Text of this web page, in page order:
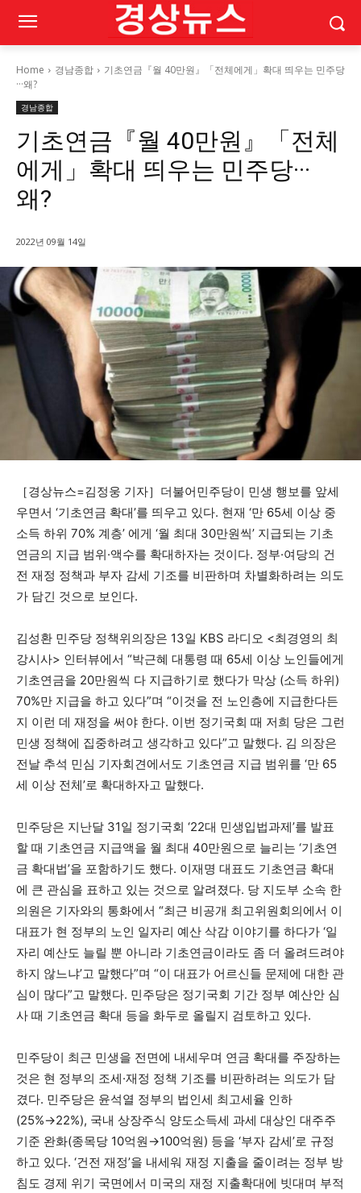
Home 경남종합
기초연금『월 40만원』「전체에게」확대 띄우는 민주당
···왜?
경남종합
기초연금『월 40만원』「전체
에게」확대 띄우는 민주당···
왜?
2022년 09월 14일
［경상뉴스=김정웅 기자］더불어민주당이 민생 행보를 앞세
우면서 ‘기초연금 확대’를 띄우고 있다. 현재 ‘만 65세 이상 중
소득 하위 70% 계층’ 에게 ‘월 최대 30만원씩’ 지급되는 기초
연금의 지급 범위·액수를 확대하자는 것이다. 정부·여당의 건
전 재정 정책과 부자 감세 기조를 비판하며 차별화하려는 의도
가 담긴 것으로 보인다.
김성환 민주당 정책위의장은 13일 KBS 라디오 <최경영의 최
강시사> 인터뷰에서 “박근혜 대통령 때 65세 이상 노인들에게
기초연금을 20만원씩 다 지급하기로 했다가 막상 (소득 하위)
70%만 지급을 하고 있다”며 “이것을 전 노인층에 지급한다든
지 이런 데 재정을 써야 한다. 이번 정기국회 때 저희 당은 그런
민생 정책에 집중하려고 생각하고 있다”고 말했다. 김 의장은
전날 추석 민심 기자회견에서도 기초연금 지급 범위를 ‘만 65
세 이상 전체’로 확대하자고 말했다.
민주당은 지난달 31일 정기국회 ‘22대 민생입법과제’를 발표
할 때 기초연금 지급액을 월 최대 40만원으로 늘리는 ‘기초연
금 확대법’을 포함하기도 했다. 이재명 대표도 기초연금 확대
에 큰 관심을 표하고 있는 것으로 알려졌다. 당 지도부 소속 한
의원은 기자와의 통화에서 “최근 비공개 최고위원회의에서 이
대표가 현 정부의 노인 일자리 예산 삭감 이야기를 하다가 ‘일
자리 예산도 늘릴 뿐 아니라 기초연금이라도 좀 더 올려드려야
하지 않느냐’고 말했다”며 “이 대표가 어르신들 문제에 대한 관
심이 많다”고 말했다. 민주당은 정기국회 기간 정부 예산안 심
사 때 기초연금 확대 등을 화두로 올릴지 검토하고 있다.
민주당이 최근 민생을 전면에 내세우며 연금 확대를 주장하는
것은 현 정부의 조세·재정 정책 기조를 비판하려는 의도가 담
겼다. 민주당은 윤석열 정부의 법인세 최고세율 인하
(25%→22%), 국내 상장주식 양도소득세 과세 대상인 대주주
기준 완화(종목당 10억원→100억원) 등을 ‘부자 감세’로 규정
하고 있다. ‘건전 재정’을 내세워 재정 지출을 줄이려는 정부 방
침도 경제 위기 국면에서 미국의 재정 지출확대에 빗대며 부적